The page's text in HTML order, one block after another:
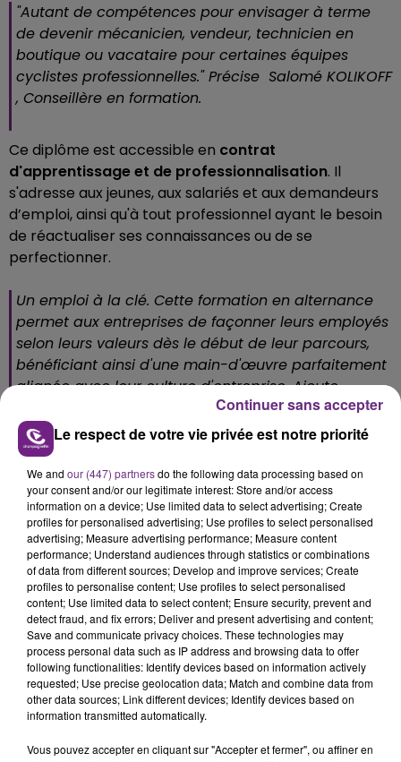
"Autant de compétences pour envisager à terme
de devenir mécanicien, vendeur, technicien en
boutique ou vacataire pour certaines équipes
cyclistes professionnelles." Précise Salomé KOLIKOFF
, Conseillère en formation.
Ce diplôme est accessible en contrat
d'apprentissage et de professionnalisation. Il
s'adresse aux jeunes, aux salariés et aux demandeurs
d’emploi, ainsi qu'à tout professionnel ayant le besoin
de réactualiser ses connaissances ou de se
perfectionner.
Un emploi à la clé. Cette formation en alternance
permet aux entreprises de façonner leurs employés
selon leurs valeurs dès le début de leur parcours,
bénéficiant ainsi d'une main-d'œuvre parfaitement
alignée avec leur culture d'entreprise. Ajoute
Le cursus uniquement dispensé dans l'Aube, accueille
les candidats de toute la région
sont pas forcément issus du département, sur les
périodes où ils auront cours au CFA de Pont-Sainte-
Marie, peuvent bénéficier d'un hébergement.
Des journées portes ouvertes sont organisées les17
février et le 6 avril 2024de 9h à 12h et de 13h à 16h.
Vous pourrez ainsi visiter les locaux, rencontrer les
formateurs, poser toutes vos questions sur la
formation de votre choix ou sur les modalités
administratives.La préinscription est nécessaire
Alméa Formations Interpro Aube
Le respect de votre vie privée est notre priorité
We and our (447) partnersdo the following data processing based on
your consent and/or our legitimate interest: Store and/or access
information on a device; Use limited data to select advertising; Create
profiles for personalised advertising; Use profiles to select personalised
advertising; Measure advertising performance; Measure content
performance; Understand audiences through statistics or combinations
of data from different sources; Develop and improve services; Create
profiles to personalise content; Use profiles to select personalised
content; Use limited data to select content; Ensure security, prevent and
detect fraud, and fix errors; Deliver and present advertising and content;
Save and communicate privacy choices. These technologies may
process personal data such as IP address and browsing data to offer
following functionalities: Identify devices based on information actively
requested; Use precise geolocation data; Match and combine data from
other data sources; Link different devices; Identify devices based on
information transmitted automatically.
Vous pouvez accepter en cliquant sur "Accepter et fermer", ou affiner en
Continuer sans accepter